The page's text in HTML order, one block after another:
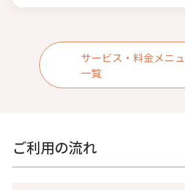
サービス・料金メニ
一覧
ご利用の流れ